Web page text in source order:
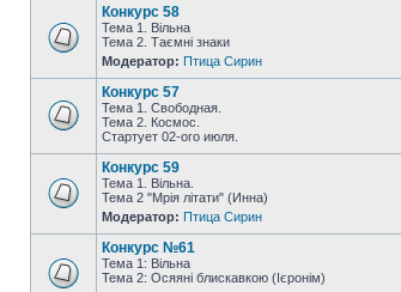
Конкурс 58
Тема 1. Вільна
Тема 2. Таємні знаки
Модератор: Птица Сирин
Конкурс 57
Тема 1. Свободная.
Тема 2. Космос.
Стартует 02-ого июля.
Конкурс 59
Тема 1. Вільна.
Тема 2 "Мрія літати" (Инна)
Модератор: Птица Сирин
Конкурс №61
Тема 1: Вільна
Тема 2: Осяяні блискавкою (Ієронім)